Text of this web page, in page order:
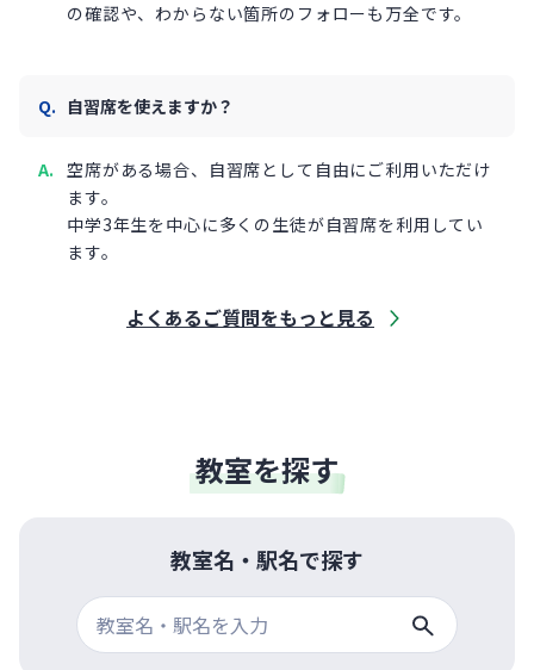
の確認や、わからない箇所のフォローも万全です。
自習席を使えますか？
空席がある場合、自習席として自由にご利用いただけ
ます。
中学3年生を中心に多くの生徒が自習席を利用してい
ます。
よくあるご質問をもっと見る
教室を探す
教室名・駅名で探す